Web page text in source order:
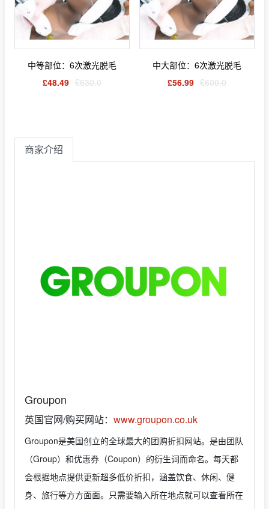
中等部位：6次激光脱毛
£48.49 £630.0
中大部位：6次激光脱毛
£56.99 £600.0
商家介绍
Groupon
英国官网/购买网站： www.groupon.co.uk
Groupon是美国创立的全球最大的团购折扣网站。是由团队
（Group）和优惠券（Coupon）的衍生词而命名。每天都
会根据地点提供更新超多低价折扣，涵盖饮食、休闲、健
身、旅行等方方面面。只需要输入所在地点就可以查看所在